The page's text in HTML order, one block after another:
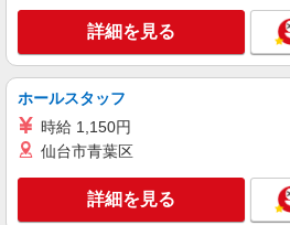
者研修 ・介護福祉
*港南台駅の就労支
【正社員】月給
給：200,000円〜
30,000円 ・役職手
善手当：20,000〜
により変動） ・固定
間） ※固定残業時間
手当として別途支給 下記資格をお持ちの方歓迎 ・
認知症介護基礎研修
派遣社員
詳細を見る
ホールスタッフ
時給 1,150円
仙台市青葉区
詳細を見る